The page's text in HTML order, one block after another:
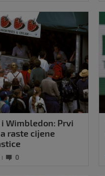
Wimbledon: Prvi
raste cijene
0